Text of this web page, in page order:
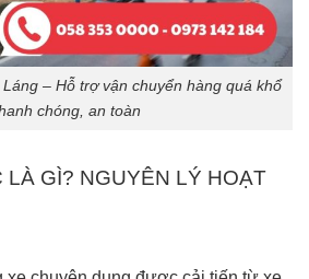
– Hỗ trợ vận chuyển hàng quá khổ
chóng, an toàn
LÀ GÌ? NGUYÊN LÝ HOẠT